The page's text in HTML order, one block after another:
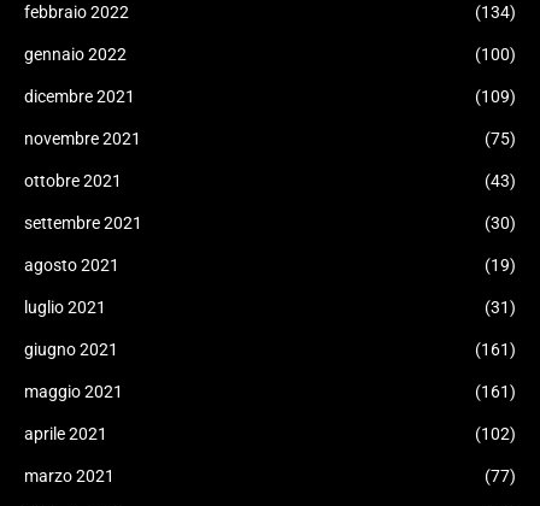
febbraio 2022 (134)
gennaio 2022 (100)
dicembre 2021 (109)
novembre 2021 (75)
ottobre 2021 (43)
settembre 2021 (30)
agosto 2021 (19)
luglio 2021 (31)
giugno 2021 (161)
maggio 2021 (161)
aprile 2021 (102)
marzo 2021 (77)